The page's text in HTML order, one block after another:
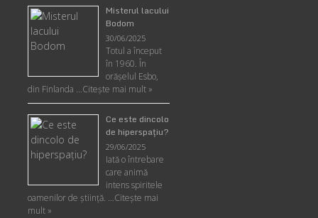
Misterul lacului
Bodom
30/06/2025
Totul a început
în 1960. În
orășelul Esbo,
din Finlanda …Citește mai mult »
Ce este dincolo
de hiperspaţiu?
29/06/2025
Iată o întrebare
care animă
intens spiritele
oamenilor de ştiinţă. …Citește mai
mult »